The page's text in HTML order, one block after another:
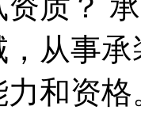
从事
和资